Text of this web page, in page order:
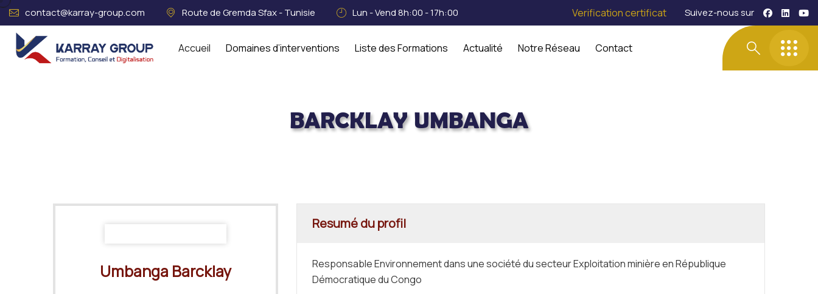
contact@karray-group.com Route de Gremda Sfax - Tunisie Lun - Vend 8h:00 - 17h:00 Verification certificat Suivez-nous sur
Accueil Domaines d’interventions Liste des Formations Actualité Notre Réseau Contact
BARCKLAY UMBANGA
Umbanga Barcklay
Resumé du profil
Responsable Environnement dans une société du secteur Exploitation minière en République
Démocratique du Congo